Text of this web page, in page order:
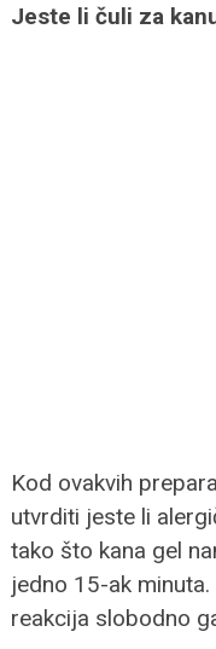
Jeste li čuli za
Kod ovakvih
utvrditi jeste li
tako što kana gel
jedno 15-ak
reakcija slobodno